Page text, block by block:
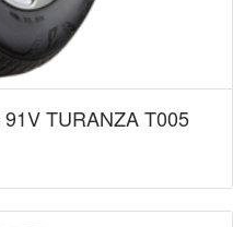
TURANZA T005